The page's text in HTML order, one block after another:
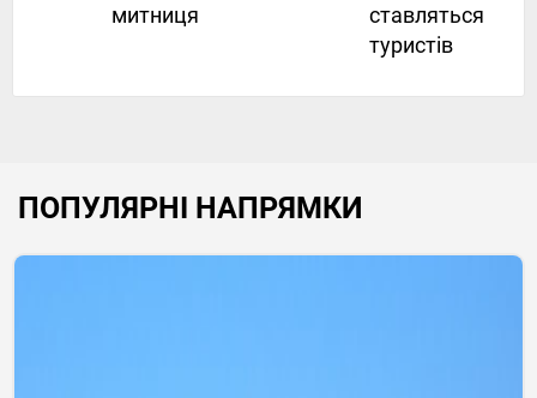
митниця
ставляться
туристів
ПОПУЛЯРНІ НАПРЯМКИ